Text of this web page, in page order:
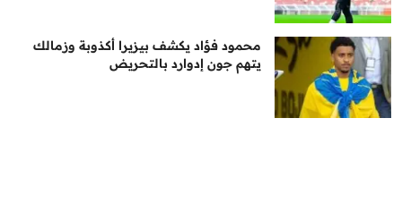
محمود فؤاد يكشف بيزيرا أكذوبة وزمالك
يتهم جون إدوارد بالتحريض